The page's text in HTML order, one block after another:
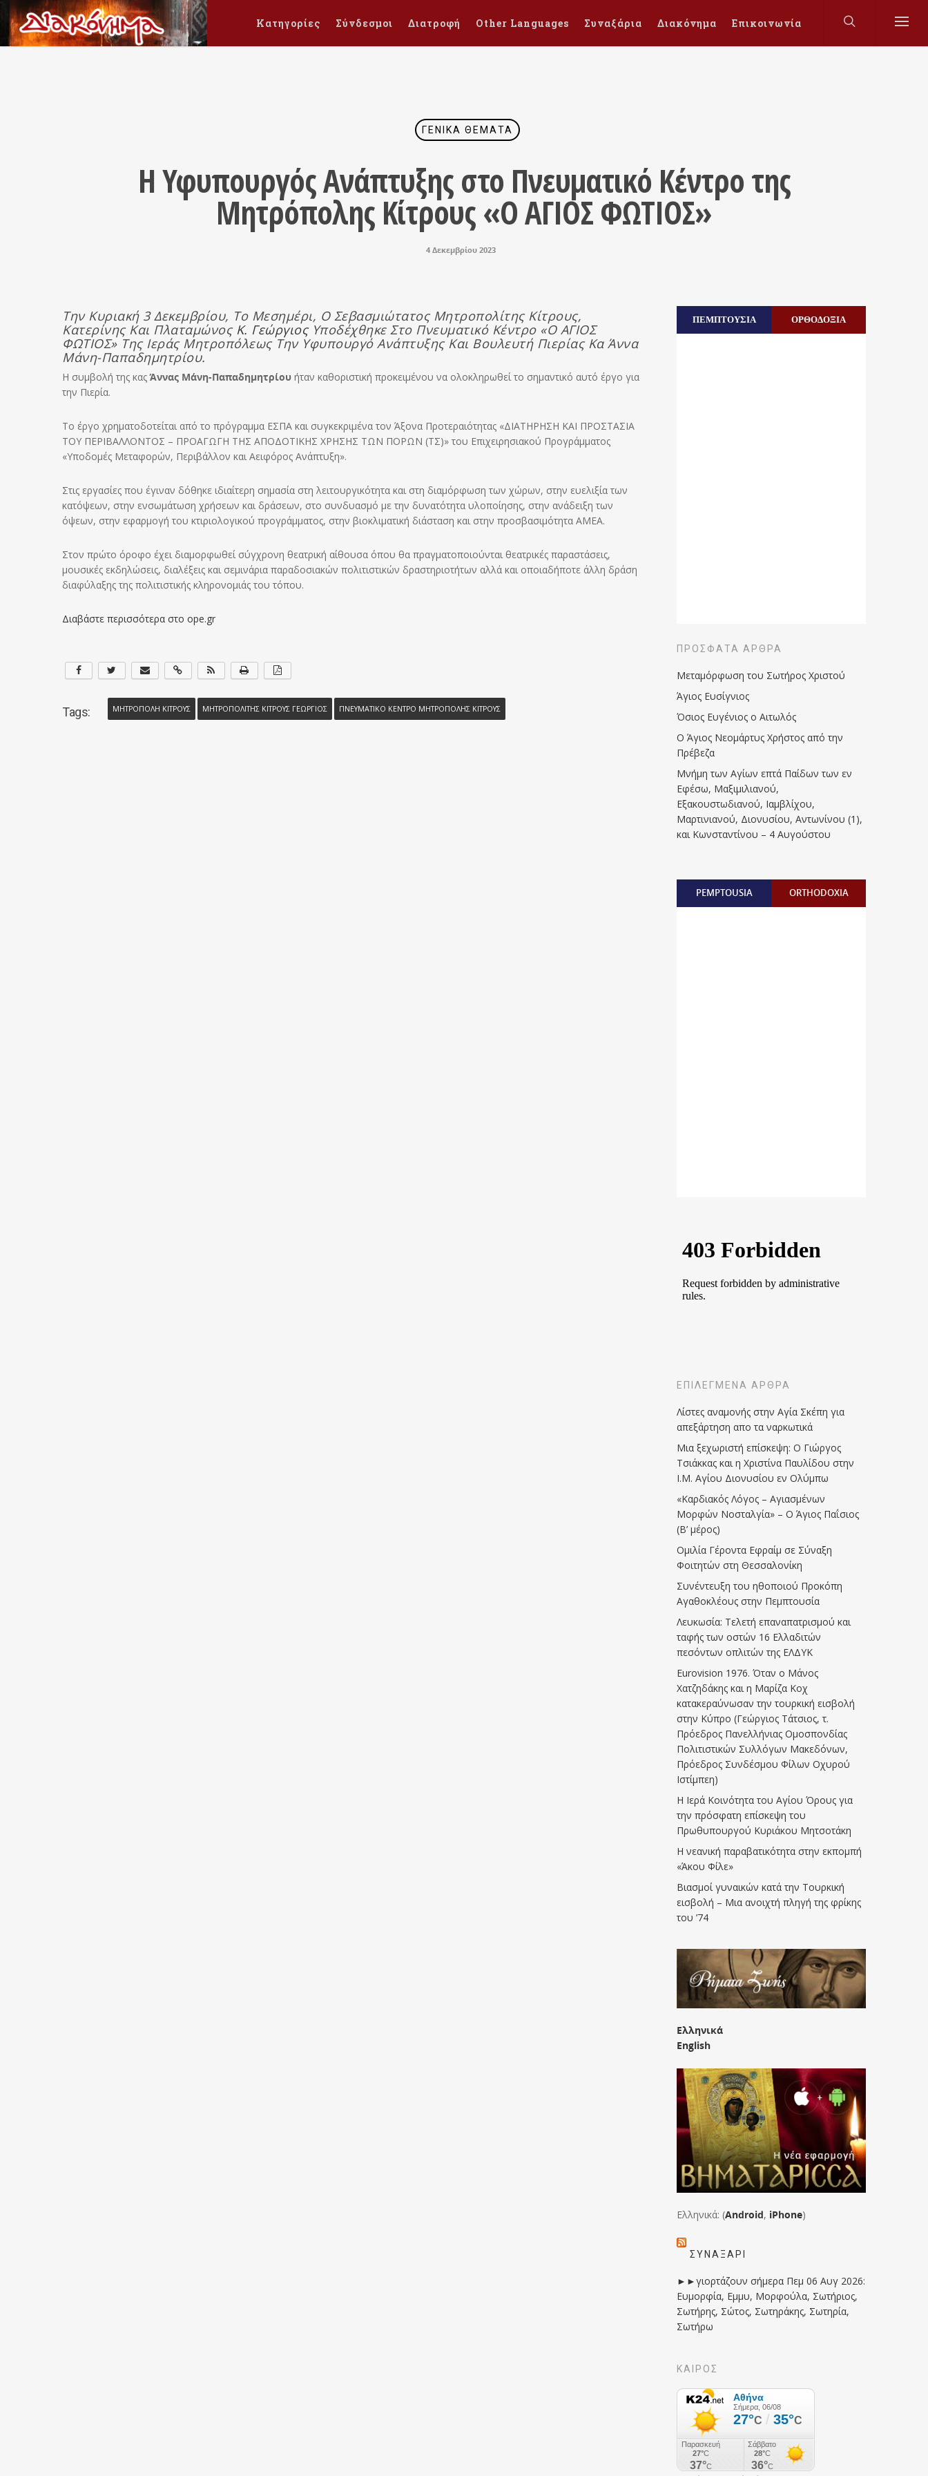
Κατηγορίες Σύνδεσμοι Διατροφή Other Languages Συναξάρια Διακόνημα Επικοινωνία
ΓΕΝΙΚΆ ΘΈΜΑΤΑ
Η Υφυπουργός Ανάπτυξης στο Πνευματικό Κέντρο της
Μητρόπολης Κίτρους «Ο ΑΓΙΟΣ ΦΩΤΙΟΣ»
4 Δεκεμβρίου 2023
Την Κυριακή 3 Δεκεμβρίου, Το Μεσημέρι, Ο Σεβασμιώτατος Μητροπολίτης Κίτρους,
Κατερίνης Και Πλαταμώνος Κ. ΓεώργιοςΥποδέχθηκε Στο Πνευματικό Κέντρο «Ο ΑΓΙΟΣ
ΦΩΤΙΟΣ» Της Ιεράς Μητροπόλεως Την Υφυπουργό Ανάπτυξης Και Βουλευτή Πιερίας Κα Άννα
Μάνη-Παπαδημητρίου.
Η συμβολή της καςΆννας Μάνη-Παπαδημητρίου ήταν καθοριστική προκειμένου να ολοκληρωθεί το σημαντικό αυτό έργο για
την Πιερία.
Το έργο χρηματοδοτείται από το πρόγραμμα ΕΣΠΑ και συγκεκριμένα τον Άξονα Προτεραιότητας «ΔΙΑΤΗΡΗΣΗ ΚΑΙ ΠΡΟΣΤΑΣΙΑ
ΤΟΥ ΠΕΡΙΒΑΛΛΟΝΤΟΣ – ΠΡΟΑΓΩΓΗ ΤΗΣ ΑΠΟΔΟΤΙΚΗΣ ΧΡΗΣΗΣ ΤΩΝ ΠΟΡΩΝ (ΤΣ)» του Επιχειρησιακού Προγράμματος
«Υποδομές Μεταφορών, Περιβάλλον και Αειφόρος Ανάπτυξη».
Στις εργασίες που έγιναν δόθηκε ιδιαίτερη σημασία στη λειτουργικότητα και στη διαμόρφωση των χώρων, στην ευελιξία των
κατόψεων, στην ενσωμάτωση χρήσεων και δράσεων, στο συνδυασμό με την δυνατότητα υλοποίησης, στην ανάδειξη των
όψεων, στην εφαρμογή του κτιριολογικού προγράμματος, στην βιοκλιματική διάσταση και στην προσβασιμότητα ΑΜΕΑ.
Στον πρώτο όροφο έχει διαμορφωθεί σύγχρονη θεατρική αίθουσα όπου θα πραγματοποιούνται θεατρικές παραστάσεις,
μουσικές εκδηλώσεις, διαλέξεις και σεμινάρια παραδοσιακών πολιτιστικών δραστηριοτήτων αλλά και οποιαδήποτε άλλη δράση
διαφύλαξης της πολιτιστικής κληρονομιάς του τόπου.
Διαβάστε περισσότερα στο ope.gr
Tags: ΜΗΤΡΟΠΟΛΗ ΚΙΤΡΟΥΣ ΜΗΤΡΟΠΟΛΙΤΗΣ ΚΙΤΡΟΥΣ ΓΕΩΡΓΙΟΣ ΠΝΕΥΜΑΤΙΚΟ ΚΕΝΤΡΟ ΜΗΤΡΟΠΟΛΗΣ ΚΙΤΡΟΥΣ
ΠΕΜΠΤΟΥΣΙΑ ΟΡΘΟΔΟΞΙΑ
ΠΡΌΣΦΑΤΑ ΆΡΘΡΑ
Μεταμόρφωση του Σωτήρος Χριστού
Άγιος Ευσίγνιος
Όσιος Ευγένιος ο Αιτωλός
Ο Άγιος Νεομάρτυς Χρήστος από την
Πρέβεζα
Μνήμη των Aγίων επτά Παίδων των εν
Eφέσω, Mαξιμιλιανού,
Eξακουστωδιανού, Iαμβλίχου,
Mαρτινιανού, Διονυσίου, Aντωνίνου (1),
και Kωνσταντίνου – 4 Αυγούστου
PEMPTOUSIA ORTHODOXIA
ΕΠΙΛΕΓΜΈΝΑ ΆΡΘΡΑ
Λίστες αναμονής στην Αγία Σκέπη για
απεξάρτηση απο τα ναρκωτικά
Μια ξεχωριστή επίσκεψη: Ο Γιώργος
Τσιάκκας και η Χριστίνα Παυλίδου στην
Ι.Μ. Αγίου Διονυσίου εν Ολύμπω
«Καρδιακός Λόγος – Αγιασμένων
Μορφών Νοσταλγία» – Ο Άγιος Παΐσιος
(Β’ μέρος)
Ομιλία Γέροντα Εφραίμ σε Σύναξη
Φοιτητών στη Θεσσαλονίκη
Συνέντευξη του ηθοποιού Προκόπη
Αγαθοκλέους στην Πεμπτουσία
Λευκωσία: Τελετή επαναπατρισμού και
ταφής των οστών 16 Ελλαδιτών
πεσόντων οπλιτών της ΕΛΔΥΚ
Eurovision 1976. Όταν ο Μάνος
Χατζηδάκης και η Μαρίζα Κοχ
κατακεραύνωσαν την τουρκική εισβολή
στην Κύπρο (Γεώργιος Τάτσιος, τ.
Πρόεδρος Πανελλήνιας Ομοσπονδίας
Πολιτιστικών Συλλόγων Μακεδόνων,
Πρόεδρος Συνδέσμου Φίλων Οχυρού
Ιστίμπεη)
Η Ιερά Κοινότητα του Αγίου Όρους για
την πρόσφατη επίσκεψη του
Πρωθυπουργού Κυριάκου Μητσοτάκη
Η νεανική παραβατικότητα στην εκπομπή
«Άκου Φίλε»
Βιασμοί γυναικών κατά την Τουρκική
εισβολή – Μια ανοιχτή πληγή της φρίκης
του ’74
Ελληνικά
English
Ελληνικά: (Android, iPhone)
ΣΥΝΑΞΆΡΙ
►►γιορτάζουν σήμερα Πεμ 06 Αυγ 2026:
Ευμορφία, Εμμυ, Μορφούλα, Σωτήριος,
Σωτήρης, Σώτος, Σωτηράκης, Σωτηρία,
Σωτήρω
ΚΑΙΡΟΣ